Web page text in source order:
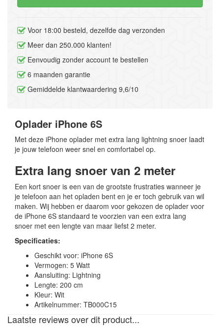
Voor 18:00 besteld, dezelfde dag verzonden
Meer dan 250.000 klanten!
Eenvoudig zonder account te bestellen
6 maanden garantie
Gemiddelde klantwaardering 9,6/10
Oplader iPhone 6S
Met deze iPhone oplader met extra lang lightning snoer laadt
je jouw telefoon weer snel en comfortabel op.
Extra lang snoer van 2 meter
Een kort snoer is een van de grootste frustraties wanneer je
je telefoon aan het opladen bent en je er toch gebruik van wil
maken. Wij hebben er daarom voor gekozen de oplader voor
de iPhone 6S standaard te voorzien van een extra lang
snoer met een lengte van maar liefst 2 meter.
Specificaties:
Geschikt voor: iPhone 6S
Vermogen: 5 Watt
Aansluiting: Lightning
Lengte: 200 cm
Kleur: Wit
Artikelnummer: TB000C15
Laatste reviews over dit product...